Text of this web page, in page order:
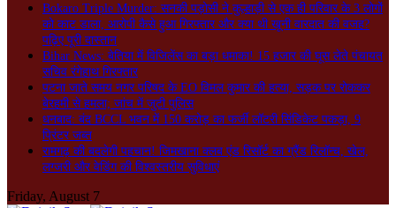
Bokaro Triple Murder: सनकी पड़ोसी ने कुल्हाड़ी से एक ही परिवार के 3 लोगों
को काट डाला, आरोपी कैसे हुआ गिरफ्तार और क्या थी खूनी वारदात की वजह?
पढ़िए पूरी दास्तान
Bihar News: बेतिया में विजिलेंस का बड़ा धमाका! 15 हजार की घूस लेते पंचायत
सचिव रंगेहाथ गिरफ्तार
पटना जाते समय नगर परिषद के EO विमल कुमार की हत्या, सड़क पर रोककर
बेरहमी से हमला; जांच में जुटी पुलिस
धनबाद: बंद BCCL भवन में 150 करोड़ का फर्जी लॉटरी सिंडिकेट पकड़ा, 9
प्रिंटर जब्त
रामगढ़ की बदलेगी पहचान! जिमखाना क्लब एंड रिसॉर्ट का ग्रैंड रिलॉन्च, खेल,
लग्जरी और वेडिंग की विश्वस्तरीय सुविधाएं
Friday, August 7